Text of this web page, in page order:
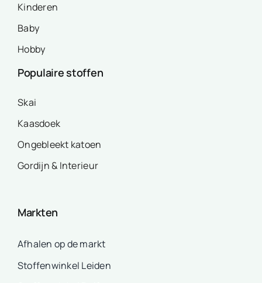
Kinderen
Baby
Hobby
Populaire stoffen
Skai
Kaasdoek
Ongebleekt katoen
Gordijn & Interieur
Markten
Afhalen op de markt
Stoffenwinkel Leiden